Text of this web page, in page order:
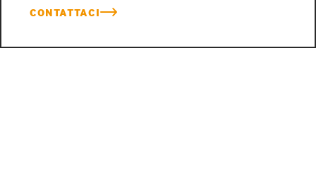
CONTATTACI